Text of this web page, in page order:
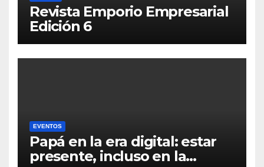
Revista Emporio Empresarial
Edición 6
EVENTOS
Papá en la era digital: estar
presente, incluso en la